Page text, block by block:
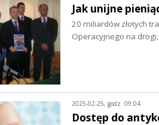
Jak unijne
20 miliardów złotych
Operacyjnego na
2025-02-25, godz. 09:04
Dostęp do